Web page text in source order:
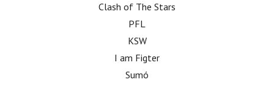
Clash of The Stars
PFL
KSW
I am Figter
Sumó